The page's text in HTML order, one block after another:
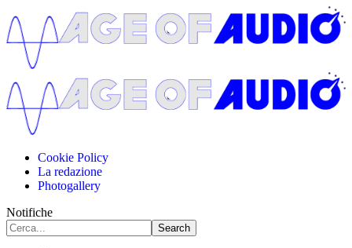
Cookie Policy
La redazione
Photogallery
Notifiche